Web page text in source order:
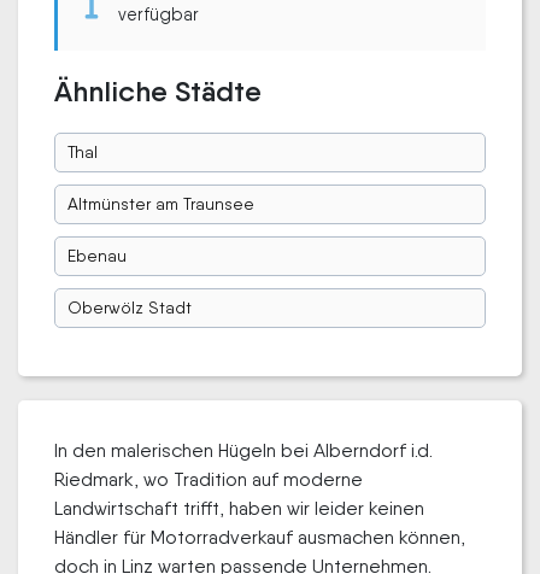
verfügbar
Ähnliche Städte
Thal
Altmünster am Traunsee
Ebenau
Oberwölz Stadt
In den malerischen Hügeln bei Alberndorf i.d.
Riedmark, wo Tradition auf moderne
Landwirtschaft trifft, haben wir leider keinen
Händler für Motorradverkauf ausmachen können,
doch in Linz warten passende Unternehmen.